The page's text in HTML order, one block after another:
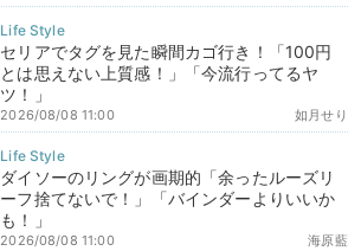
セリアでタグを見た瞬間カゴ行き！「100円
とは思えない上質感！」「今流行ってるヤ
ツ！」
如月せり
2026/08/08 11:00
ダイソーのリングが画期的「余ったルーズリ
ーフ捨てないで！」「バインダーよりいいか
も！」
海原藍
2026/08/08 11:00